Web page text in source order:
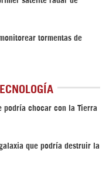
tormentas de
podría chocar con la Tierra
que podría destruir la